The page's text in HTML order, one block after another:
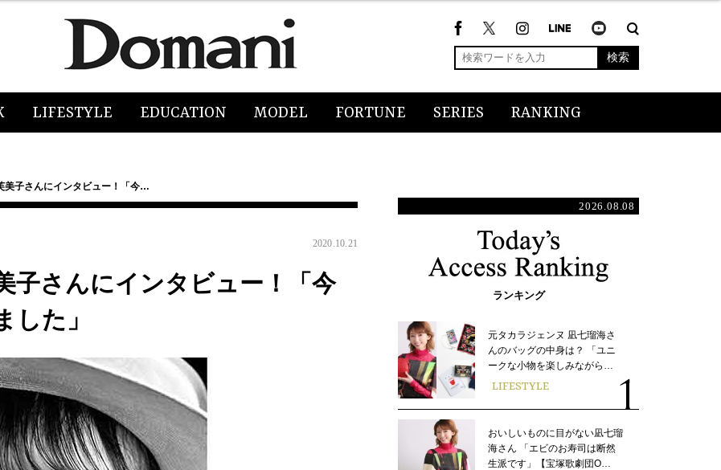
検索
LIFESTYLE EDUCATION MODEL FORTUNE SERIES RANKING
美子さんにインタビュー！「今…
2020.10.21
子さんにインタビュー！「今
した」
2026.08.08
ランキング
元タカラジェンヌ 凪七瑠海さ
んのバッグの中身は？ 「ユニ
ークな小物を楽しみながら…
LIFESTYLE
おいしいものに目がない凪七瑠
海さん 「エビのお寿司は断然
生派です」【宝塚歌劇団O…